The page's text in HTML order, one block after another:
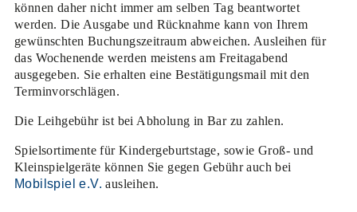
können daher nicht immer am selben Tag beantwortet
werden. Die Ausgabe und Rücknahme kann von Ihrem
gewünschten Buchungszeitraum abweichen. Ausleihen für
das Wochenende werden meistens am Freitagabend
ausgegeben. Sie erhalten eine Bestätigungsmail mit den
Terminvorschlägen.
Die Leihgebühr ist bei Abholung in Bar zu zahlen.
Spielsortimente für Kindergeburtstage, sowie Groß- und
Kleinspielgeräte können Sie gegen Gebühr auch bei
Mobilspiel e.V. ausleihen.